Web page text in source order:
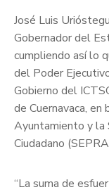
José Luis
Gobernador del
cumpliendo así lo
del Poder
Gobierno del
de Cuernavaca,
Ayuntamiento y la
Ciudadano
“La suma de